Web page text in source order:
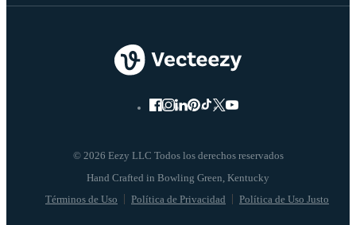
© 2026 Eezy LLC Todos los derechos reservados
Términos de Uso Política de Privacidad Política de Uso Justo